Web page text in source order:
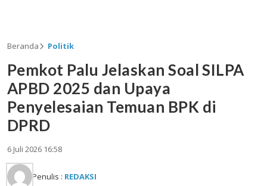
Beranda Politik
Pemkot Palu Jelaskan Soal SILPA
APBD 2025 dan Upaya
Penyelesaian Temuan BPK di
DPRD
6 Juli 2026 16:58
Penulis : REDAKSI